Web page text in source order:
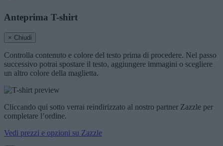
Anteprima T-shirt
× Chiudi
Controlla contenuto e colore del testo prima di procedere. Nel passo
successivo potrai spostare il testo, aggiungere immagini o scegliere
un altro colore della maglietta.
Cliccando qui sotto verrai reindirizzato al nostro partner Zazzle per
completare l’ordine.
Vedi prezzi e opzioni su Zazzle